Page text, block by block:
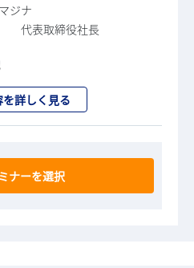
）イマジナ
締役社長
詳しく見る
ナーを選択